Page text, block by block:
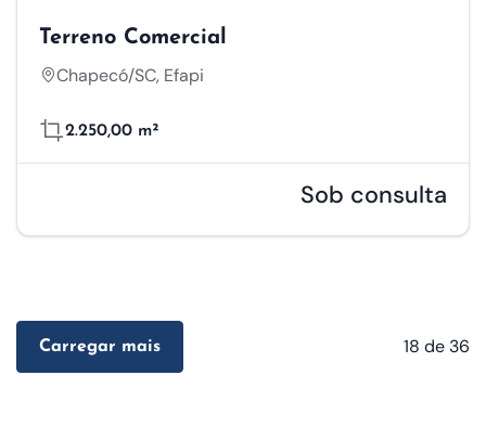
Terreno Comercial
Chapecó/SC, Efapi
2.250,00 m²
Sob consulta
Carregar mais 18 de 36